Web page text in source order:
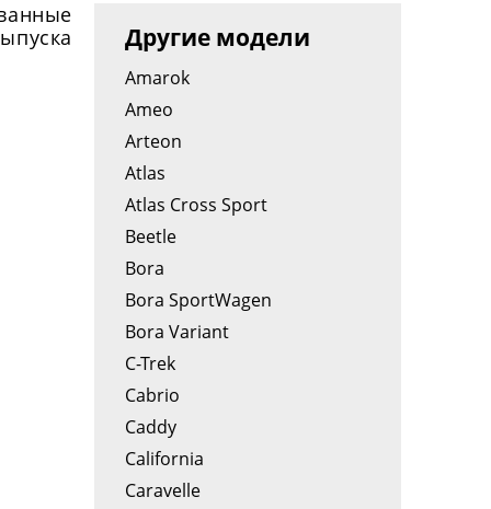
Другие модели
Amarok
Ameo
Arteon
Atlas
Atlas Cross Sport
Beetle
Bora
Bora SportWagen
Bora Variant
C-Trek
Cabrio
Caddy
California
Caravelle